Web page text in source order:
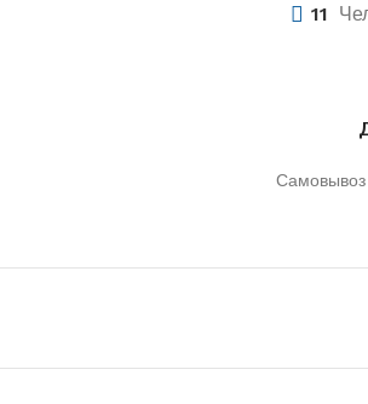
11
Самовывоз